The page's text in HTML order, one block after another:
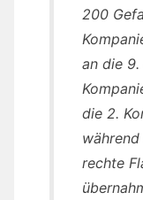
200
an die 9.
die 2.
rechte